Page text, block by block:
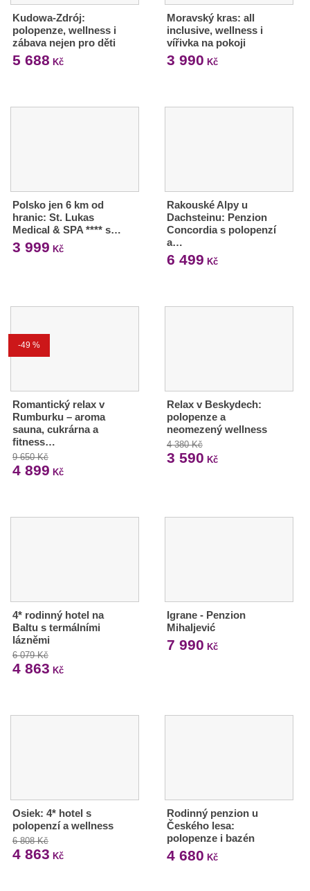
Kudowa-Zdrój:
polopenze, wellness i
zábava nejen pro děti
5 688 Kč
Moravský kras: all
inclusive, wellness i
vířivka na pokoji
3 990 Kč
Polsko jen 6 km od
hranic: St. Lukas
Medical & SPA **** s…
3 999 Kč
Rakouské Alpy u
Dachsteinu: Penzion
Concordia s polopenzí
a…
6 499 Kč
-49 %
Romantický relax v
Rumburku – aroma
sauna, cukrárna a
fitness…
9 650 Kč
4 899 Kč
Relax v Beskydech:
polopenze a
neomezený wellness
4 380 Kč
3 590 Kč
4* rodinný hotel na
Baltu s termálními
lázněmi
6 079 Kč
4 863 Kč
Igrane - Penzion
Mihaljević
7 990 Kč
Osiek: 4* hotel s
polopenzí a wellness
6 808 Kč
4 863 Kč
Rodinný penzion u
Českého lesa:
polopenze i bazén
4 680 Kč